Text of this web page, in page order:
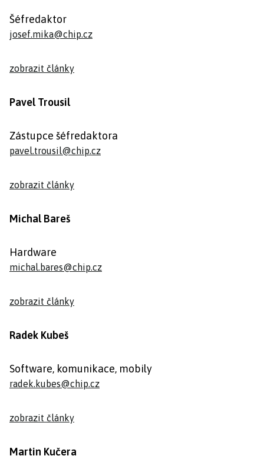
Šéfredaktor
josef.mika@chip.cz
zobrazit články
Pavel Trousil
Zástupce šéfredaktora
pavel.trousil@chip.cz
zobrazit články
Michal Bareš
Hardware
michal.bares@chip.cz
zobrazit články
Radek Kubeš
Software, komunikace, mobily
radek.kubes@chip.cz
zobrazit články
Martin Kučera